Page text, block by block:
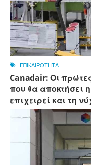
ΕΠΙΚΑΙΡΟΤΗΤΑ
Canadair: Οι
που θα αποκτήσει
επιχειρεί και τη